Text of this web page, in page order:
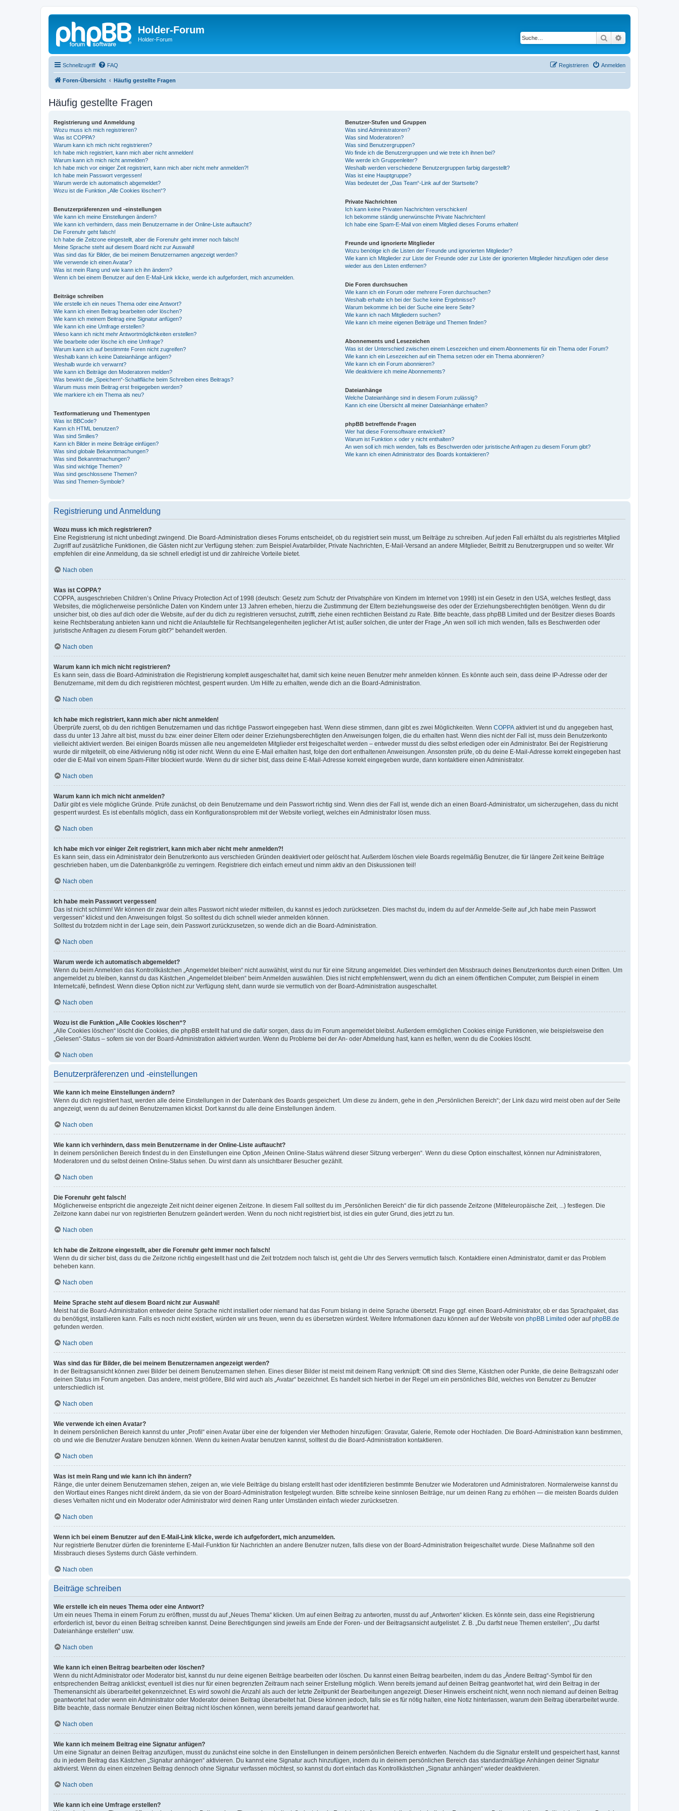
Holder-Forum
Holder-Forum Suche
Schnellzugriff FAQ Anmelden
Registrieren
Foren-Übersicht Häufig gestellte Fragen
Häufig gestellte Fragen
Registrierung und Anmeldung
Wozu muss ich mich registrieren?
Was ist COPPA?
Warum kann ich mich nicht registrieren?
Ich habe mich registriert, kann mich aber nicht anmelden!
Warum kann ich mich nicht anmelden?
Ich habe mich vor einiger Zeit registriert, kann mich aber nicht mehr anmelden?!
Ich habe mein Passwort vergessen!
Warum werde ich automatisch abgemeldet?
Wozu ist die Funktion „Alle Cookies löschen“?
Benutzerpräferenzen und -einstellungen
Wie kann ich meine Einstellungen ändern?
Wie kann ich verhindern, dass mein Benutzername in der Online-Liste auftaucht?
Die Forenuhr geht falsch!
Ich habe die Zeitzone eingestellt, aber die Forenuhr geht immer noch falsch!
Meine Sprache steht auf diesem Board nicht zur Auswahl!
Was sind das für Bilder, die bei meinem Benutzernamen angezeigt werden?
Wie verwende ich einen Avatar?
Was ist mein Rang und wie kann ich ihn ändern?
Wenn ich bei einem Benutzer auf den E-Mail-Link klicke, werde ich aufgefordert, mich anzumelden.
Beiträge schreiben
Wie erstelle ich ein neues Thema oder eine Antwort?
Wie kann ich einen Beitrag bearbeiten oder löschen?
Wie kann ich meinem Beitrag eine Signatur anfügen?
Wie kann ich eine Umfrage erstellen?
Wieso kann ich nicht mehr Antwortmöglichkeiten erstellen?
Wie bearbeite oder lösche ich eine Umfrage?
Warum kann ich auf bestimmte Foren nicht zugreifen?
Weshalb kann ich keine Dateianhänge anfügen?
Weshalb wurde ich verwarnt?
Wie kann ich Beiträge den Moderatoren melden?
Was bewirkt die „Speichern“-Schaltfläche beim Schreiben eines Beitrags?
Warum muss mein Beitrag erst freigegeben werden?
Wie markiere ich ein Thema als neu?
Textformatierung und Thementypen
Was ist BBCode?
Kann ich HTML benutzen?
Was sind Smilies?
Kann ich Bilder in meine Beiträge einfügen?
Was sind globale Bekanntmachungen?
Was sind Bekanntmachungen?
Was sind wichtige Themen?
Was sind geschlossene Themen?
Was sind Themen-Symbole?
Benutzer-Stufen und Gruppen
Was sind Administratoren?
Was sind Moderatoren?
Was sind Benutzergruppen?
Wo finde ich die Benutzergruppen und wie trete ich ihnen bei?
Wie werde ich Gruppenleiter?
Weshalb werden verschiedene Benutzergruppen farbig dargestellt?
Was ist eine Hauptgruppe?
Was bedeutet der „Das Team“-Link auf der Startseite?
Private Nachrichten
Ich kann keine Privaten Nachrichten verschicken!
Ich bekomme ständig unerwünschte Private Nachrichten!
Ich habe eine Spam-E-Mail von einem Mitglied dieses Forums erhalten!
Freunde und ignorierte Mitglieder
Wozu benötige ich die Listen der Freunde und ignorierten Mitglieder?
Wie kann ich Mitglieder zur Liste der Freunde oder zur Liste der ignorierten Mitglieder hinzufügen oder diese
wieder aus den Listen entfernen?
Die Foren durchsuchen
Wie kann ich ein Forum oder mehrere Foren durchsuchen?
Weshalb erhalte ich bei der Suche keine Ergebnisse?
Warum bekomme ich bei der Suche eine leere Seite?
Wie kann ich nach Mitgliedern suchen?
Wie kann ich meine eigenen Beiträge und Themen finden?
Abonnements und Lesezeichen
Was ist der Unterschied zwischen einem Lesezeichen und einem Abonnements für ein Thema oder Forum?
Wie kann ich ein Lesezeichen auf ein Thema setzen oder ein Thema abonnieren?
Wie kann ich ein Forum abonnieren?
Wie deaktiviere ich meine Abonnements?
Dateianhänge
Welche Dateianhänge sind in diesem Forum zulässig?
Kann ich eine Übersicht all meiner Dateianhänge erhalten?
phpBB betreffende Fragen
Wer hat diese Forensoftware entwickelt?
Warum ist Funktion x oder y nicht enthalten?
An wen soll ich mich wenden, falls es Beschwerden oder juristische Anfragen zu diesem Forum gibt?
Wie kann ich einen Administrator des Boards kontaktieren?
Registrierung und Anmeldung
Wozu muss ich mich registrieren?
Eine Registrierung ist nicht unbedingt zwingend. Die Board-Administration dieses Forums entscheidet, ob du registriert sein musst, um Beiträge zu schreiben. Auf jeden Fall erhältst du als registriertes Mitglied
Zugriff auf zusätzliche Funktionen, die Gästen nicht zur Verfügung stehen: zum Beispiel Avatarbilder, Private Nachrichten, E-Mail-Versand an andere Mitglieder, Beitritt zu Benutzergruppen und so weiter. Wir
empfehlen dir eine Anmeldung, da sie schnell erledigt ist und dir zahlreiche Vorteile bietet.
Nach oben
Was ist COPPA?
COPPA, ausgeschrieben Children’s Online Privacy Protection Act of 1998 (deutsch: Gesetz zum Schutz der Privatsphäre von Kindern im Internet von 1998) ist ein Gesetz in den USA, welches festlegt, dass
Websites, die möglicherweise persönliche Daten von Kindern unter 13 Jahren erheben, hierzu die Zustimmung der Eltern beziehungsweise des oder der Erziehungsberechtigten benötigen. Wenn du dir
unsicher bist, ob dies auf dich oder die Website, auf der du dich zu registrieren versuchst, zutrifft, ziehe einen rechtlichen Beistand zu Rate. Bitte beachte, dass phpBB Limited und der Besitzer dieses Boards
keine Rechtsberatung anbieten kann und nicht die Anlaufstelle für Rechtsangelegenheiten jeglicher Art ist; außer solchen, die unter der Frage „An wen soll ich mich wenden, falls es Beschwerden oder
juristische Anfragen zu diesem Forum gibt?“ behandelt werden.
Nach oben
Warum kann ich mich nicht registrieren?
Es kann sein, dass die Board-Administration die Registrierung komplett ausgeschaltet hat, damit sich keine neuen Benutzer mehr anmelden können. Es könnte auch sein, dass deine IP-Adresse oder der
Benutzername, mit dem du dich registrieren möchtest, gesperrt wurden. Um Hilfe zu erhalten, wende dich an die Board-Administration.
Nach oben
Ich habe mich registriert, kann mich aber nicht anmelden!
Überprüfe zuerst, ob du den richtigen Benutzernamen und das richtige Passwort eingegeben hast. Wenn diese stimmen, dann gibt es zwei Möglichkeiten. Wenn COPPA aktiviert ist und du angegeben hast,
dass du unter 13 Jahre alt bist, musst du bzw. einer deiner Eltern oder deiner Erziehungsberechtigten den Anweisungen folgen, die du erhalten hast. Wenn dies nicht der Fall ist, muss dein Benutzerkonto
vielleicht aktiviert werden. Bei einigen Boards müssen alle neu angemeldeten Mitglieder erst freigeschaltet werden – entweder musst du dies selbst erledigen oder ein Administrator. Bei der Registrierung
wurde dir mitgeteilt, ob eine Aktivierung nötig ist oder nicht. Wenn du eine E-Mail erhalten hast, folge den dort enthaltenen Anweisungen. Ansonsten prüfe, ob du deine E-Mail-Adresse korrekt eingegeben hast
oder die E-Mail von einem Spam-Filter blockiert wurde. Wenn du dir sicher bist, dass deine E-Mail-Adresse korrekt eingegeben wurde, dann kontaktiere einen Administrator.
Nach oben
Warum kann ich mich nicht anmelden?
Dafür gibt es viele mögliche Gründe. Prüfe zunächst, ob dein Benutzername und dein Passwort richtig sind. Wenn dies der Fall ist, wende dich an einen Board-Administrator, um sicherzugehen, dass du nicht
gesperrt wurdest. Es ist ebenfalls möglich, dass ein Konfigurationsproblem mit der Website vorliegt, welches ein Administrator lösen muss.
Nach oben
Ich habe mich vor einiger Zeit registriert, kann mich aber nicht mehr anmelden?!
Es kann sein, dass ein Administrator dein Benutzerkonto aus verschieden Gründen deaktiviert oder gelöscht hat. Außerdem löschen viele Boards regelmäßig Benutzer, die für längere Zeit keine Beiträge
geschrieben haben, um die Datenbankgröße zu verringern. Registriere dich einfach erneut und nimm aktiv an den Diskussionen teil!
Nach oben
Ich habe mein Passwort vergessen!
Das ist nicht schlimm! Wir können dir zwar dein altes Passwort nicht wieder mitteilen, du kannst es jedoch zurücksetzen. Dies machst du, indem du auf der Anmelde-Seite auf „Ich habe mein Passwort
vergessen“ klickst und den Anweisungen folgst. So solltest du dich schnell wieder anmelden können.
Solltest du trotzdem nicht in der Lage sein, dein Passwort zurückzusetzen, so wende dich an die Board-Administration.
Nach oben
Warum werde ich automatisch abgemeldet?
Wenn du beim Anmelden das Kontrollkästchen „Angemeldet bleiben“ nicht auswählst, wirst du nur für eine Sitzung angemeldet. Dies verhindert den Missbrauch deines Benutzerkontos durch einen Dritten. Um
angemeldet zu bleiben, kannst du das Kästchen „Angemeldet bleiben“ beim Anmelden auswählen. Dies ist nicht empfehlenswert, wenn du dich an einem öffentlichen Computer, zum Beispiel in einem
Internetcafé, befindest. Wenn diese Option nicht zur Verfügung steht, dann wurde sie vermutlich von der Board-Administration ausgeschaltet.
Nach oben
Wozu ist die Funktion „Alle Cookies löschen“?
„Alle Cookies löschen“ löscht die Cookies, die phpBB erstellt hat und die dafür sorgen, dass du im Forum angemeldet bleibst. Außerdem ermöglichen Cookies einige Funktionen, wie beispielsweise den
„Gelesen“-Status – sofern sie von der Board-Administration aktiviert wurden. Wenn du Probleme bei der An- oder Abmeldung hast, kann es helfen, wenn du die Cookies löscht.
Nach oben
Benutzerpräferenzen und -einstellungen
Wie kann ich meine Einstellungen ändern?
Wenn du dich registriert hast, werden alle deine Einstellungen in der Datenbank des Boards gespeichert. Um diese zu ändern, gehe in den „Persönlichen Bereich“; der Link dazu wird meist oben auf der Seite
angezeigt, wenn du auf deinen Benutzernamen klickst. Dort kannst du alle deine Einstellungen ändern.
Nach oben
Wie kann ich verhindern, dass mein Benutzername in der Online-Liste auftaucht?
In deinem persönlichen Bereich findest du in den Einstellungen eine Option „Meinen Online-Status während dieser Sitzung verbergen“. Wenn du diese Option einschaltest, können nur Administratoren,
Moderatoren und du selbst deinen Online-Status sehen. Du wirst dann als unsichtbarer Besucher gezählt.
Nach oben
Die Forenuhr geht falsch!
Möglicherweise entspricht die angezeigte Zeit nicht deiner eigenen Zeitzone. In diesem Fall solltest du im „Persönlichen Bereich“ die für dich passende Zeitzone (Mitteleuropäische Zeit, ...) festlegen. Die
Zeitzone kann dabei nur von registrierten Benutzern geändert werden. Wenn du noch nicht registriert bist, ist dies ein guter Grund, dies jetzt zu tun.
Nach oben
Ich habe die Zeitzone eingestellt, aber die Forenuhr geht immer noch falsch!
Wenn du dir sicher bist, dass du die Zeitzone richtig eingestellt hast und die Zeit trotzdem noch falsch ist, geht die Uhr des Servers vermutlich falsch. Kontaktiere einen Administrator, damit er das Problem
beheben kann.
Nach oben
Meine Sprache steht auf diesem Board nicht zur Auswahl!
Meist hat die Board-Administration entweder deine Sprache nicht installiert oder niemand hat das Forum bislang in deine Sprache übersetzt. Frage ggf. einen Board-Administrator, ob er das Sprachpaket, das
du benötigst, installieren kann. Falls es noch nicht existiert, würden wir uns freuen, wenn du es übersetzen würdest. Weitere Informationen dazu können auf der Website von phpBB Limited oder aufphpBB.de
gefunden werden.
Nach oben
Was sind das für Bilder, die bei meinem Benutzernamen angezeigt werden?
In der Beitragsansicht können zwei Bilder bei deinem Benutzernamen stehen. Eines dieser Bilder ist meist mit deinem Rang verknüpft: Oft sind dies Sterne, Kästchen oder Punkte, die deine Beitragszahl oder
deinen Status im Forum angeben. Das andere, meist größere, Bild wird auch als „Avatar“ bezeichnet. Es handelt sich hierbei in der Regel um ein persönliches Bild, welches von Benutzer zu Benutzer
unterschiedlich ist.
Nach oben
Wie verwende ich einen Avatar?
In deinem persönlichen Bereich kannst du unter „Profil“ einen Avatar über eine der folgenden vier Methoden hinzufügen: Gravatar, Galerie, Remote oder Hochladen. Die Board-Administration kann bestimmen,
ob und wie die Benutzer Avatare benutzen können. Wenn du keinen Avatar benutzen kannst, solltest du die Board-Administration kontaktieren.
Nach oben
Was ist mein Rang und wie kann ich ihn ändern?
Ränge, die unter deinem Benutzernamen stehen, zeigen an, wie viele Beiträge du bislang erstellt hast oder identifizieren bestimmte Benutzer wie Moderatoren und Administratoren. Normalerweise kannst du
den Wortlaut eines Ranges nicht direkt ändern, da sie von der Board-Administration festgelegt wurden. Bitte schreibe keine sinnlosen Beiträge, nur um deinen Rang zu erhöhen — die meisten Boards dulden
dieses Verhalten nicht und ein Moderator oder Administrator wird deinen Rang unter Umständen einfach wieder zurücksetzen.
Nach oben
Wenn ich bei einem Benutzer auf den E-Mail-Link klicke, werde ich aufgefordert, mich anzumelden.
Nur registrierte Benutzer dürfen die foreninterne E-Mail-Funktion für Nachrichten an andere Benutzer nutzen, falls diese von der Board-Administration freigeschaltet wurde. Diese Maßnahme soll den
Missbrauch dieses Systems durch Gäste verhindern.
Nach oben
Beiträge schreiben
Wie erstelle ich ein neues Thema oder eine Antwort?
Um ein neues Thema in einem Forum zu eröffnen, musst du auf „Neues Thema“ klicken. Um auf einen Beitrag zu antworten, musst du auf „Antworten“ klicken. Es könnte sein, dass eine Registrierung
erforderlich ist, bevor du einen Beitrag schreiben kannst. Deine Berechtigungen sind jeweils am Ende der Foren- und der Beitragsansicht aufgelistet. Z. B. „Du darfst neue Themen erstellen“, „Du darfst
Dateianhänge erstellen“ usw.
Nach oben
Wie kann ich einen Beitrag bearbeiten oder löschen?
Wenn du nicht Administrator oder Moderator bist, kannst du nur deine eigenen Beiträge bearbeiten oder löschen. Du kannst einen Beitrag bearbeiten, indem du das „Ändere Beitrag“-Symbol für den
entsprechenden Beitrag anklickst; eventuell ist dies nur für einen begrenzten Zeitraum nach seiner Erstellung möglich. Wenn bereits jemand auf deinen Beitrag geantwortet hat, wird dein Beitrag in der
Themenansicht als überarbeitet gekennzeichnet. Es wird sowohl die Anzahl als auch der letzte Zeitpunkt der Bearbeitungen angezeigt. Dieser Hinweis erscheint nicht, wenn noch niemand auf deinen Beitrag
geantwortet hat oder wenn ein Administrator oder Moderator deinen Beitrag überarbeitet hat. Diese können jedoch, falls sie es für nötig halten, eine Notiz hinterlassen, warum dein Beitrag überarbeitet wurde.
Bitte beachte, dass normale Benutzer einen Beitrag nicht löschen können, wenn bereits jemand darauf geantwortet hat.
Nach oben
Wie kann ich meinem Beitrag eine Signatur anfügen?
Um eine Signatur an deinen Beitrag anzufügen, musst du zunächst eine solche in den Einstellungen in deinem persönlichen Bereich entwerfen. Nachdem du die Signatur erstellt und gespeichert hast, kannst
du in jedem Beitrag das Kästchen „Signatur anhängen“ aktivieren. Du kannst eine Signatur auch hinzufügen, indem du in deinem persönlichen Bereich das standardmäßige Anhängen deiner Signatur
aktivierst. Wenn du einen einzelnen Beitrag dennoch ohne Signatur verfassen möchtest, so kannst du dort einfach das Kontrollkästchen „Signatur anhängen“ wieder deaktivieren.
Nach oben
Wie kann ich eine Umfrage erstellen?